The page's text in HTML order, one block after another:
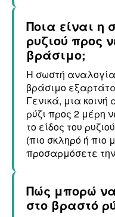
Ποια είναι η
ρυζιού προς
βράσιμο;
Η σωστή
βράσιμο
Γενικά, μια
ρύζι προς 2 μέρη
το είδος του
(πιο σκληρό ή πιο
προσαρμόσετε
Πώς μπορώ
στο βραστό